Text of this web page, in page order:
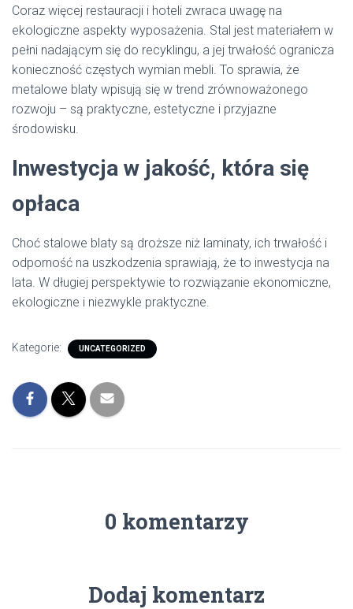
Coraz więcej restauracji i hoteli zwraca uwagę na
ekologiczne aspekty wyposażenia. Stal jest materiałem w
pełni nadającym się do recyklingu, a jej trwałość ogranicza
konieczność częstych wymian mebli. To sprawia, że
metalowe blaty wpisują się w trend zrównoważonego
rozwoju – są praktyczne, estetyczne i przyjazne
środowisku.
Inwestycja w jakość, która się
opłaca
Choć stalowe blaty są droższe niż laminaty, ich trwałość i
odporność na uszkodzenia sprawiają, że to inwestycja na
lata. W długiej perspektywie to rozwiązanie ekonomiczne,
ekologiczne i niezwykle praktyczne.
Kategorie: UNCATEGORIZED
0 komentarzy
Dodaj komentarz